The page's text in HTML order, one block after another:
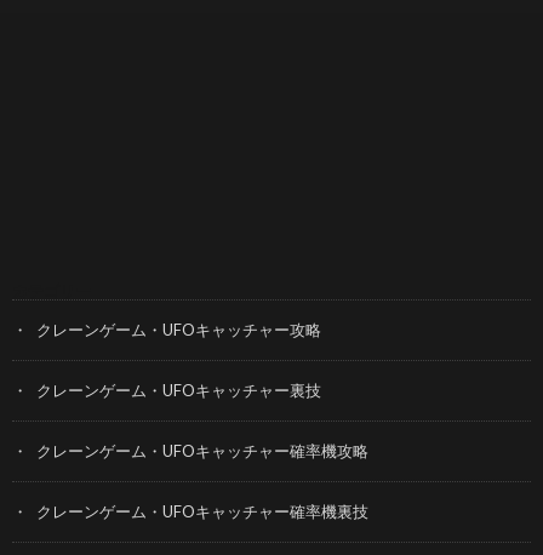
クレーンゲーム・UFOキャッチャー攻略
クレーンゲーム・UFOキャッチャー裏技
クレーンゲーム・UFOキャッチャー確率機攻略
クレーンゲーム・UFOキャッチャー確率機裏技